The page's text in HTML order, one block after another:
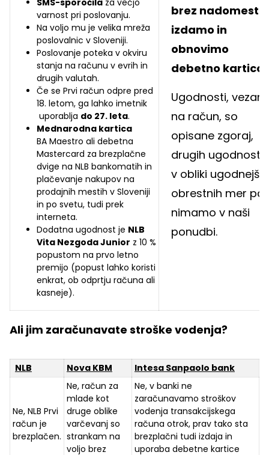
SMS-sporočila za večjo
varnost pri poslovanju.
Na voljo mu je velika mreža
poslovalnic v Sloveniji.
Poslovanje poteka v okviru
stanja na računu v evrih in
drugih valutah.
Če se Prvi račun odpre pred
18. letom, ga lahko imetnik
uporablja do 27. leta.
Mednarodna kartica
BA Maestro ali debetna
Mastercard za brezplačne
dvige na NLB bankomatih in
plačevanje nakupov na
prodajnih mestih v Sloveniji
in po svetu, tudi prek
interneta.
Dodatna ugodnost je NLB
Vita Nezgoda Junior z 10 %
popustom na prvo letno
premijo (popust lahko koristi
enkrat, ob odprtju računa ali
kasneje).
brez
izdamo in
obnovimo
debetno kartico
Ugodnosti,
na račun, so
opisane zgoraj,
drugih ugodnostih
v obliki ugodnejših
obrestnih mer pa
nimamo v naši
ponudbi.
Ali jim zaračunavate stroške vodenja?
NLB Nova KBM Intesa Sanpaolo bank
Ne, NLB Prvi
račun je
brezplačen.
Ne, račun za
mlade kot
druge oblike
varčevanj so
strankam na
voljo brez
Ne, v banki ne
zaračunavamo stroškov
vodenja transakcijskega
računa otrok, prav tako sta
brezplačni tudi izdaja in
uporaba debetne kartice